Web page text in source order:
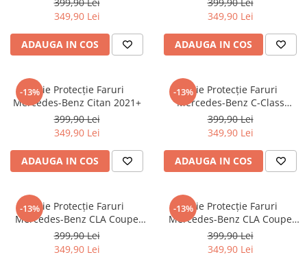
Itel
Jolla
Kyocera
Lava
LG
Meizu
Microsoft
Nokia
OnePlus
Oppo
Oukitel
Samsung
T-Mobile
Peugeot
Porsche
Renault
Seat
Subaru
Tesla
Volkswagen
349,90 Lei
ADAUGA IN COS
349,90 Lei
ADAUGA IN COS
-13%Folie Protecție Faruri
Mercedes-Benz Citan 2021+
399,90 Lei
349,90 Lei
ADAUGA IN COS
-13%Folie Protecție Faruri
Mercedes-Benz C-Class
(W205) 2018-2021
399,90 Lei
349,90 Lei
ADAUGA IN COS
-13%Folie Protecție Faruri
Mercedes-Benz CLA Coupe
(C118) 2019-2023
399,90 Lei
349,90 Lei
-13%Folie Protecție Faruri
Mercedes-Benz CLA Coupe
2023+
399,90 Lei
349,90 Lei